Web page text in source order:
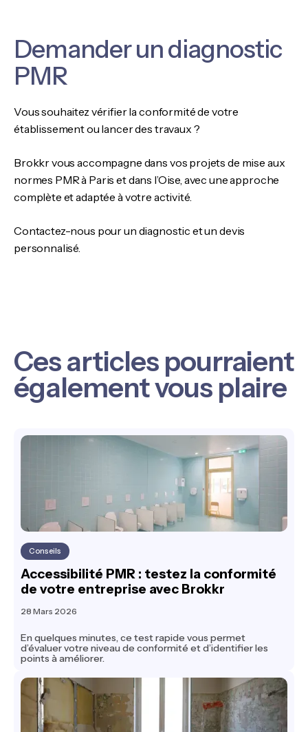
Demander un diagnostic
PMR
Vous souhaitez vérifier la conformité de votre
établissement ou lancer des travaux ?
Brokkr vous accompagne dans vos projets de mise aux
normes PMR à Paris et dans l’Oise, avec une approche
complète et adaptée à votre activité.
Contactez-nous pour un diagnostic et un devis
personnalisé.
Ces articles pourraient
également vous plaire
Conseils
Accessibilité PMR : testez la conformité
de votre entreprise avec Brokkr
28 Mars 2026
En quelques minutes, ce test rapide vous permet
d’évaluer votre niveau de conformité et d’identifier les
points à améliorer.